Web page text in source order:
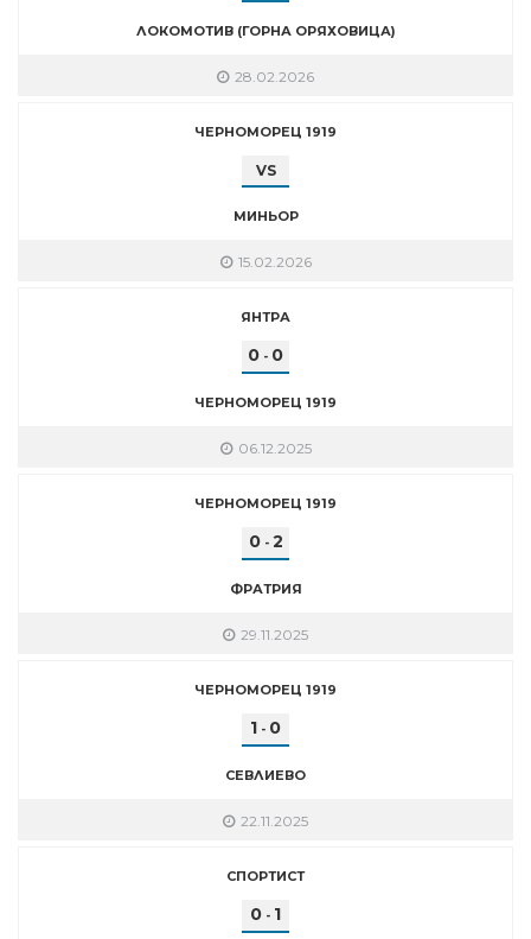
ЛОКОМОТИВ (ГОРНА ОРЯХОВИЦА)
28.02.2026
ЧЕРНОМОРЕЦ 1919
VS
МИНЬОР
15.02.2026
ЯНТРА
0 - 0
ЧЕРНОМОРЕЦ 1919
06.12.2025
ЧЕРНОМОРЕЦ 1919
0- 2
ФРАТРИЯ
29.11.2025
ЧЕРНОМОРЕЦ 1919
1 - 0
СЕВЛИЕВО
22.11.2025
СПОРТИСТ
0 - 1